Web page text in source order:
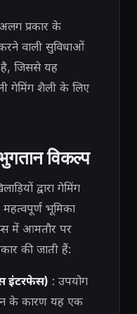
प्रकार के
वाली सुविधाओं
है, जिससे यह
गेमिंग शैली के लिए
विकल्प
द्वारा गेमिंग
भूमिका
में आमतौर पर
की जाती हैं:
इंटरफेस) : उपयोग
के कारण यह एक